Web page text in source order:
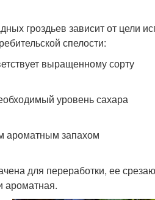
гроздьев зависит от цели
спелости:
выращенному сорту
уровень сахара
ароматным запахом
для переработки, ее
ароматная.